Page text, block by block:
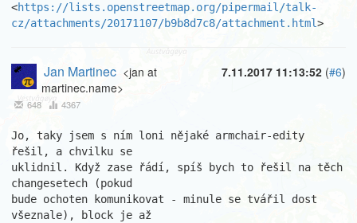
<https://lists.openstreetmap.org/pipermail/talk-
cz/attachments/20171107/b9b8d7c8/attachment.html>
7.11.2017 11:13:52 (#6)
Jan Martinec <jan at
martinec.name>
648 4367
Jo, taky jsem s ním loni nějaké armchair-edity
řešil, a chvilku se
uklidnil. Když zase řádí, spíš bych to řešil na těch
changesetech (pokud
bude ochoten komunikovat - minule se tvářil dost
všeznale), block je až